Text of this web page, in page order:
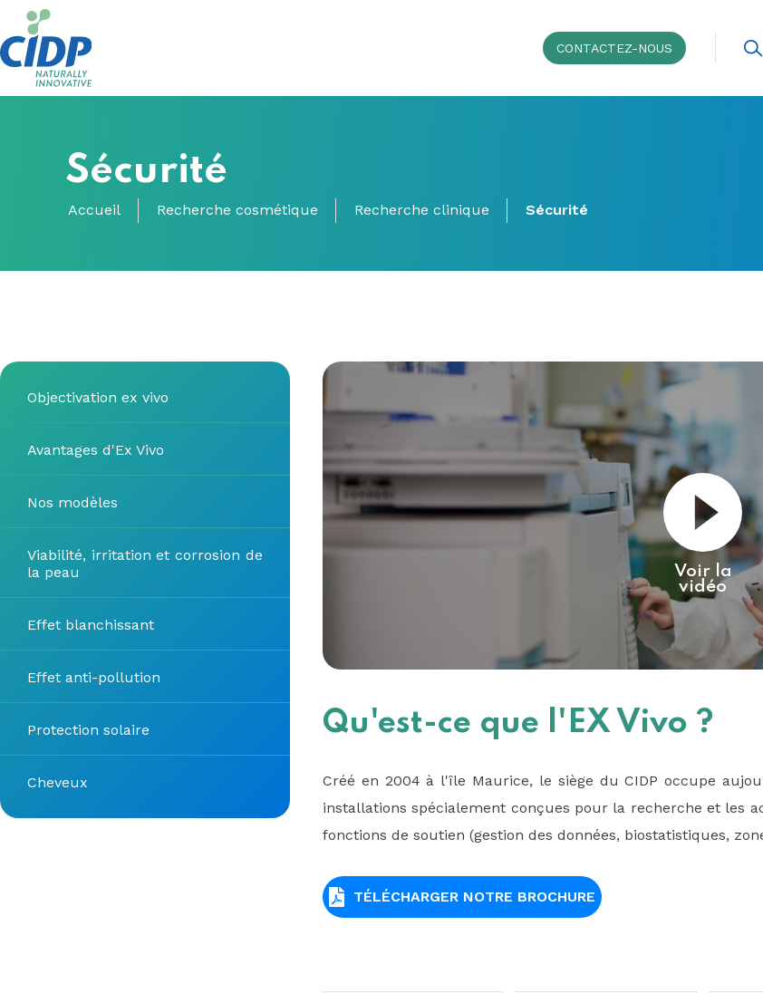
CONTACTEZ-NOUS
Sécurité
Accueil Recherche cosmétique Recherche clinique Sécurité
Objectivation ex vivo
Avantages d'Ex Vivo
Nos modèles
Viabilité, irritation et corrosion de
la peau
Effet blanchissant
Effet anti-pollution
Protection solaire
Cheveux
Voir la
vidéo
Qu'est-ce que l'EX Vivo ?
Créé en 2004 à l'île Maurice, le siège du CIDP occupe
installations spécialement conçues pour la recherche et les
fonctions de soutien (gestion des données, biostatistiques,
TÉLÉCHARGER NOTRE BROCHURE